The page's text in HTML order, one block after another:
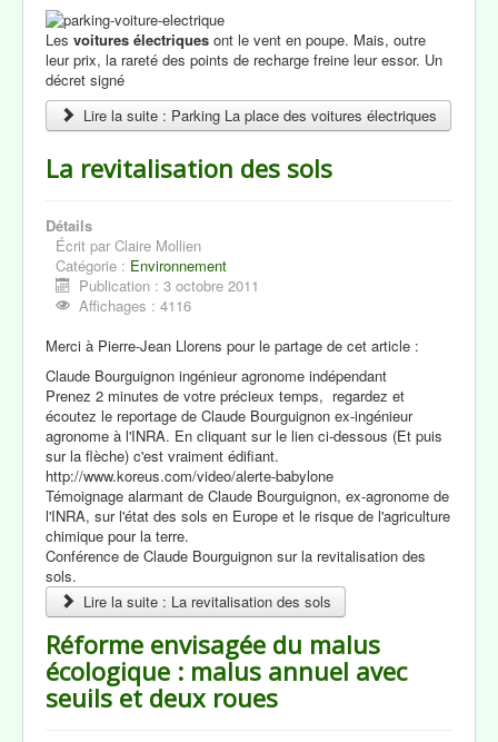
Les voitures électriques ont le vent en poupe. Mais, outre
leur prix, la rareté des points de recharge freine leur essor. Un
décret signé
Lire la suite : Parking La place des voitures électriques
La revitalisation des sols
Détails
Écrit par Claire Mollien
Catégorie : Environnement
Publication : 3 octobre 2011
Affichages : 4116
Merci à Pierre-Jean Llorens pour le partage de cet article :
Claude Bourguignon ingénieur agronome indépendant
Prenez 2 minutes de votre précieux temps, regardez et
écoutez le reportage de Claude Bourguignon ex-ingénieur
agronome à l'INRA. En cliquant sur le lien ci-dessous (Et puis
sur la flèche) c'est vraiment édifiant.
http://www.koreus.com/video/alerte-babylone
Témoignage alarmant de Claude Bourguignon, ex-agronome de
l'INRA, sur l'état des sols en Europe et le risque de l'agriculture
chimique pour la terre.
Conférence de Claude Bourguignon sur la revitalisation des
sols.
Lire la suite : La revitalisation des sols
Réforme envisagée du malus
écologique : malus annuel avec
seuils et deux roues